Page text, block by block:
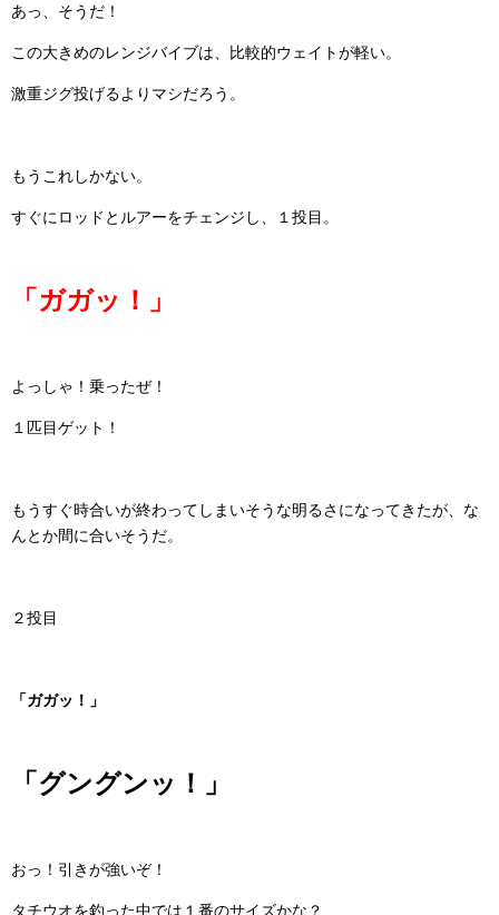
あっ、そうだ！
この大きめのレンジバイブは、比較的ウェイトが軽い。
激重ジグ投げるよりマシだろう。
もうこれしかない。
すぐにロッドとルアーをチェンジし、１投目。
「ガガッ！」
よっしゃ！乗ったぜ！
１匹目ゲット！
もうすぐ時合いが終わってしまいそうな明るさになってきたが、な
んとか間に合いそうだ。
２投目
「ガガッ！」
「グングンッ！」
おっ！引きが強いぞ！
タチウオを釣った中では１番のサイズかな？